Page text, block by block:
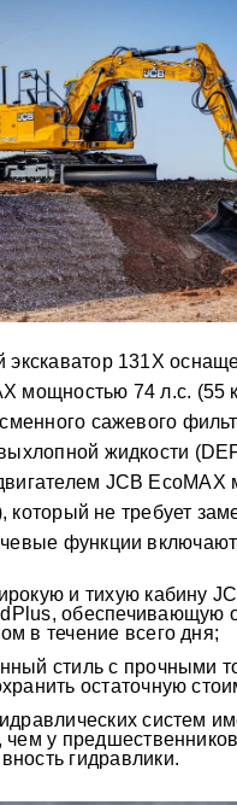
экскаватор 131X
мощностью 74 л.с. (55
сажевого
жидкости
JCB EcoMAX
который не требует
функции
и тихую кабину
обеспечивающую
в течение всего дня;
стиль с прочными
остаточную
систем
чем у
гидравлики.